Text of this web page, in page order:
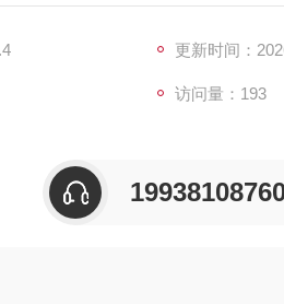
更新时间：
访问量：193